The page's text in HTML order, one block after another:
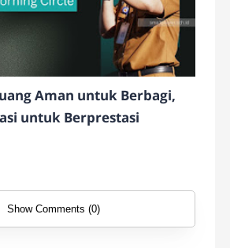
Aman untuk Berbagi,
untuk Berprestasi
Show Comments (0)